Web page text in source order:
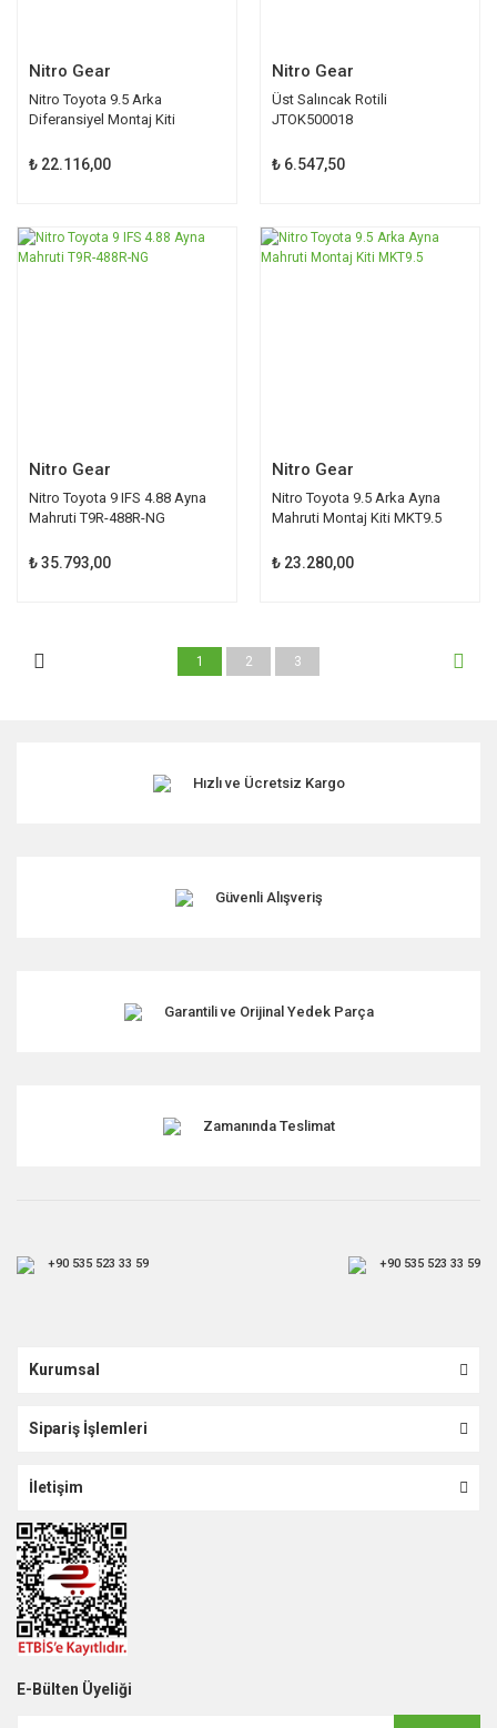
Nitro Gear
Nitro Toyota 9.5 Arka
Diferansiyel Montaj Kiti
₺ 22.116,00
Nitro Gear
Üst Salıncak Rotili
JTOK500018
₺ 6.547,50
Nitro Gear
Nitro Toyota 9 IFS 4.88 Ayna
Mahruti T9R-488R-NG
₺ 35.793,00
Nitro Gear
Nitro Toyota 9.5 Arka Ayna
Mahruti Montaj Kiti MKT9.5
₺ 23.280,00
1 2 3
Hızlı ve Ücretsiz Kargo
Güvenli Alışveriş
Garantili ve Orijinal Yedek Parça
Zamanında Teslimat
+90 535 523 33 59 +90 535 523 33 59
Kurumsal
Sipariş İşlemleri
İletişim
E-Bülten Üyeliği